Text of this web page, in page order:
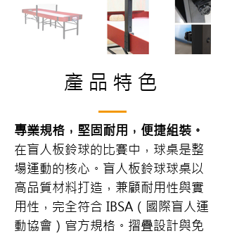
產品特色
專業規格，堅固耐用，便捷組裝。
在盲人板鈴球的比賽中，球桌是整
場運動的核心。盲人板鈴球球桌以
高品質材料打造，兼顧耐用性與實
用性，完全符合 IBSA（國際盲人運
動協會）官方規格。摺疊設計與免